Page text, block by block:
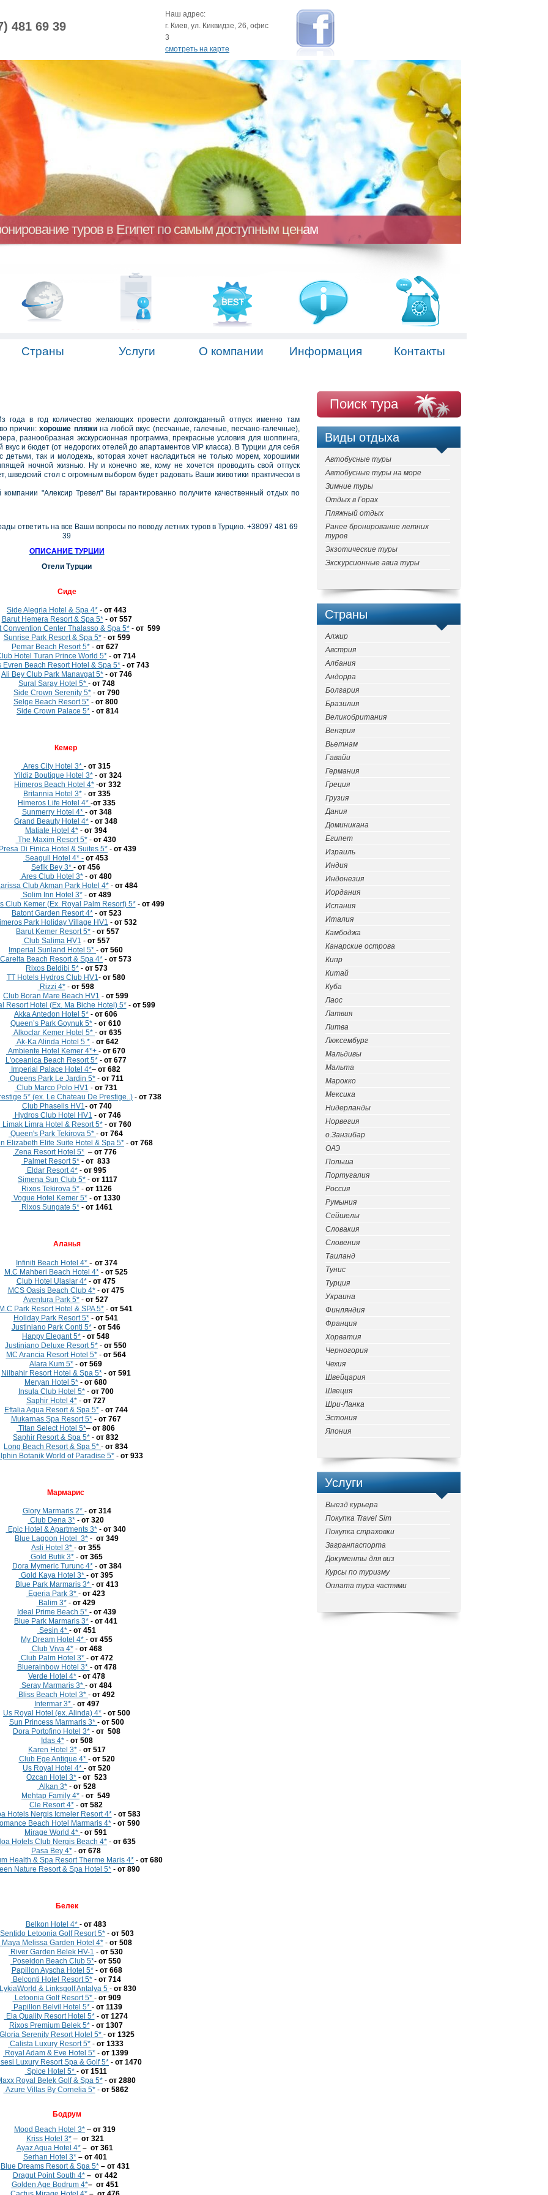
481 69 39
Наш адрес:
г. Киев, ул. Киквидзе, 26, офис
3
смотреть на карте
туров в Египет по самым доступным ценам
Страны Услуги О компании Информация Контакты
года в год количество желающих провести долгожданный отпуск именно там
причин:хорошие пляжина любой вкус (песчаные, галечные, песчано-галечные),
разнообразная экскурсионная программа, прекрасные условия для шоппинга,
и бюдет (от недорогих отелей до апартаментов VIP класса). В Турции для себя
детьми, так и молодежь, которая хочет насладиться не только морем, хорошими
ночной жизнью. Ну и конечно же, кому не хочется проводить свой отпуск
шведский стол с огромным выбором будет радовать Ваши животики практически в
компании "Алексир Тревел" Вы гарантированно получите качественный отдых по
ответить на все Ваши вопросы по поводу летних туров в Турцию. +38097 481 69
39
ОПИСАНИЕ ТУРЦИИ
Отели Турции
Cиде
Side Alegria Hotel & Spa 4* - от 443
Barut Hemera Resort & Spa 5*- от 557
Convention Center Thalasso & Spa 5*-от 599
Sunrise Park Resort & Spa 5*- от 599
Pemar Beach Resort 5*- от 627
Hotel Turan Prince World 5*- от 714
Evren Beach Resort Hotel & Spa 5* - от 743
Ali Bey Club Park Manavgat 5* - от 746
Sural Saray Hotel 5* - от 748
Side Crown Serenity 5* - от 790
Selge Beach Resort 5* - от 800
Side Crown Palace 5* - от 814
Кемер
Ares City Hotel 3* - от 315
Yildiz Boutique Hotel 3*- от 324
Himeros Beach Hotel 4* -от 332
Britannia Hotel 3*- от 335
Himeros Life Hotel 4* -от 335
Sunmerry Hotel 4* - от 348
Grand Beauty Hotel 4* - от 348
Matiate Hotel 4*- от 394
The Maxim Resort 5*-от 430
Di Finica Hotel & Suites 5* - от 439
Seagull Hotel 4* - от 453
Sefik Bey 3* - от 456
Ares Club Hotel 3* - от 480
Club Akman Park Hotel 4*- от 484
Solim Inn Hotel 3*-от 489
Club Kemer (Ex. Royal Palm Resort) 5*- от 499
Batont Garden Resort 4* - от 523
Park Holiday Village HV1 - от 532
Barut Kemer Resort 5* - от 557
Club Salima HV1 - от 557
Imperial Sunland Hotel 5* - от 560
Carelta Beach Resort & Spa 4* - от 573
Rixos Beldibi 5* - от 573
TT Hotels Hydros Club HV1- от 580
Rizzi 4*- от 598
Club Boran Mare Beach HV1 - от 599
Resort Hotel (Ex. Ma Biche Hotel) 5*-от 599
Akka Antedon Hotel 5* - от 606
Queen’s Park Goynuk 5* - от 610
Alkoclar Kemer Hotel 5* - от 635
Ak-Ka Alinda Нotel 5 * - от 642
Ambiente Hotel Kemer 4*+ - от 670
L'oceanica Beach Resort 5*- от 677
Imperial Palace Hotel 4*– от 682
Queens Park Le Jardin 5* - от 711
Club Marco Polo HV1 - от 731
5* (ех. Le Chateau De Prestige..) - от 738
Club Phaselis HV1- от 740
Hydros Club Hotel HV1 - от 746
Limak Limra Hotel & Resort 5*- от 760
Queen's Park Tekirova 5* - от 764
Elizabeth Elite Suite Hotel & Spa 5* - от 768
Zena Resort Hotel 5* – от 776
Palmet Resort 5* - от 833
Eldar Resort 4* - от 995
Simena Sun Club 5* - от 1117
Rixos Tekirova 5* - от 1126
Vogue Hotel Kemer 5*-от 1330
Rixos Sungate 5*-от 1461
Аланья
Infiniti Beach Hotel 4* - от 374
M.C Mahberi Beach Hotel 4*- от 525
Club Hotel Ulaslar 4*- от 475
MCS Oasis Beach Club 4*- от 475
Aventura Park 5* - от 527
Park Resort Hotel & SPA 5* - от 541
Holiday Park Resort 5* - от 541
Justiniano Park Conti 5*- от 546
Happy Elegant 5* - от 548
Justiniano Deluxe Resort 5* - от 550
MC Arancia Resort Hotel 5*-от 564
Alara Kum 5* - от 569
Nilbahir Resort Hotel & Spa 5*- от 591
Meryan Hotel 5* - от 680
Insula Club Hotel 5*-от 700
Saphir Hotel 4*- от 727
Eftalia Aqua Resort & Spa 5*-от 744
Mukarnas Spa Resort 5*- от 767
Titan Select Hotel 5*– от 806
Saphir Resort & Spa 5* - от 832
Long Beach Resort & Spa 5* - от 834
Botanik World of Paradise 5*- от 933
Мармарис
Glory Marmaris 2* - от 314
Club Dena 3*- от 320
Epic Hotel & Apartments 3*- от 340
Blue Lagoon Hotel 3* - от 349
Asli Hotel 3* - от 355
Gold Butik 3* - от 365
Dora Mymeric Turunc 4*- от 384
Gold Kaya Hotel 3* - от 395
Blue Park Marmaris 3* - от 413
Egeria Park 3* - от 423
Balim 3*- от 429
Ideal Prime Beach 5* - от 439
Blue Park Marmaris 3* - от 441
Sesin 4* - от 451
My Dream Hotel 4* - от 455
Club Viva 4*- от 468
Club Palm Hotel 3* - от 472
Bluerainbow Hotel 3* -от 478
Verde Hotel 4* - от 478
Seray Marmaris 3* - от 484
Bliss Beach Hotel 3* - от 492
Intermar 3* - от 497
Us Royal Hotel (ex. Alinda) 4* - от 500
Sun Princess Marmaris 3* - от 500
Dora Portofino Hotel 3* - от 508
Idas 4*- от 508
Karen Hotel 3*- от 517
Club Ege Antique 4* - от 520
Us Royal Hotel 4* - от 520
Ozcan Hotel 3* - от 523
Alkan 3* - от 528
Mehtap Family 4* - от 549
Cle Resort 4*- от 582
Hotels Nergis Icmeler Resort 4*- от 583
Beach Hotel Marmaris 4*-от 590
Mirage World 4* - от 591
Hotels Club Nergis Beach 4* - от 635
Pasa Bey 4*- от 678
Health & Spa Resort Therme Maris 4* - от 680
Nature Resort & Spa Hotel 5* - от 890
Белек
Belkon Hotel 4* - от 483
Letoonia Golf Resort 5*-от 503
Maya Melissa Garden Hotel 4*-от 508
River Garden Belek HV-1 - от 530
Poseidon Beach Club 5*- от 550
Papillon Ayscha Hotel 5*- от 668
Belconti Hotel Resort 5*- от 714
& Linksgolf Antalya 5 - от 830
Letoonia Golf Resort 5* -от 909
Papillon Belvil Hotel 5* - от 1139
Ela Quality Resort Hotel 5*- от 1274
Rixos Premium Belek 5*- от 1307
Serenity Resort Hotel 5* -от 1325
Calista Luxury Resort 5* - от 1333
Royal Adam & Eve Hotel 5* - от 1399
Luxury Resort Spa & Golf 5* - от 1470
Spice Hotel 5* - от 1511
Royal Belek Golf & Spa 5*- от 2880
Azure Villas By Cornelia 5*- от 5862
Бодрум
Mood Beach Hotel 3* – от 319
Kriss Hotel 3*– от 321
Ayaz Aqua Hotel 4* – от 361
Serhan Hotel 3*– от 401
Blue Dreams Resort & Spa 5*– от 431
Dragut Point South 4*– от 442
Golden Age Bodrum 4*– от 451
Поиск тура
Виды отдыха
Автобусные туры
Автобусные туры на море
Зимние туры
Отдых в Горах
Пляжный отдых
Ранее бронирование летних
туров
Экзотические туры
Экскурсионные авиа туры
Страны
Алжир
Австрия
Албания
Андорра
Болгария
Бразилия
Великобритания
Венгрия
Вьетнам
Гавайи
Германия
Греция
Грузия
Дания
Доминикана
Египет
Израиль
Индия
Индонезия
Иордания
Испания
Италия
Камбоджа
Канарские острова
Кипр
Китай
Куба
Лаос
Латвия
Литва
Люксембург
Мальдивы
Мальта
Марокко
Мексика
Нидерланды
Норвегия
о.Занзибар
ОАЭ
Польша
Португалия
Россия
Румыния
Сейшелы
Словакия
Словения
Таиланд
Тунис
Турция
Украина
Финляндия
Франция
Хорватия
Черногория
Чехия
Швейцария
Швеция
Шри-Ланка
Эстония
Япония
Услуги
Выезд курьера
Покупка Travel Sim
Покупка страховки
Загранпаспорта
Документы для виз
Курсы по туризму
Оплата тура частями